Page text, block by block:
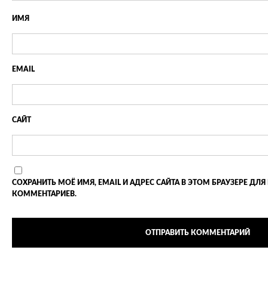
ИМЯ
EMAIL
САЙТ
СОХРАНИТЬ МОЁ ИМЯ, EMAIL И АДРЕС САЙТА В ЭТОМ БРАУЗЕРЕ
КОММЕНТАРИЕВ.